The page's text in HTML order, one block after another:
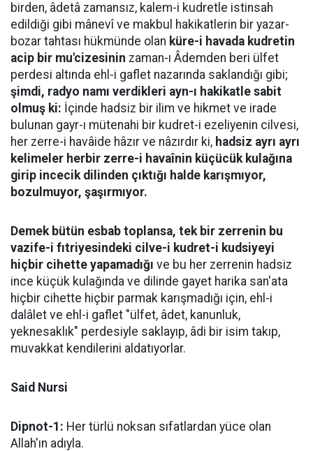
birden, âdetâ zamansız, kalem-i kudretle istinsah
edildiği gibi mânevî ve makbul hakikatlerin bir yazar-
bozar tahtası hükmünde olan küre-i havada kudretin
acip bir mu'cizesinin zaman-ı Âdemden beri ülfet
perdesi altında ehl-i gaflet nazarında saklandığı gibi;
şimdi, radyo namı verdikleri ayn-ı hakikatle sabit
olmuş ki: İçinde hadsiz bir ilim ve hikmet ve irade
bulunan gayr-ı mütenahi bir kudret-i ezeliyenin cilvesi,
her zerre-i havâide hâzır ve nâzırdır ki, hadsiz ayrı ayrı
kelimeler herbir zerre-i havaînin küçücük kulağına
girip incecik dilinden çıktığı halde karışmıyor,
bozulmuyor, şaşırmıyor.
Demek bütün esbab toplansa, tek bir zerrenin bu
vazife-i fıtriyesindeki cilve-i kudret-i kudsiyeyi
hiçbir cihette yapamadığı ve bu her zerrenin hadsiz
ince küçük kulağında ve dilinde gayet harika san'ata
hiçbir cihette hiçbir parmak karışmadığı için, ehl-i
dalâlet ve ehl-i gaflet "ülfet, âdet, kanunluk,
yeknesaklık" perdesiyle saklayıp, âdi bir isim takıp,
muvakkat kendilerini aldatıyorlar.
Said Nursi
Dipnot-1: Her türlü noksan sıfatlardan yüce olan
Allah'ın adıyla.